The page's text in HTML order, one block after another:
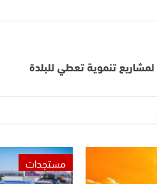
لمشاريع تنموية تعطي للبلدة
مستجدات